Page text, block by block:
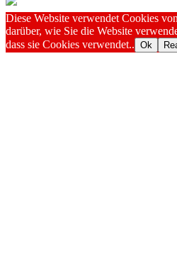
Diese Website verwendet Cookies
darüber, wie Sie die Website
dass sie Cookies verwendet.. Ok